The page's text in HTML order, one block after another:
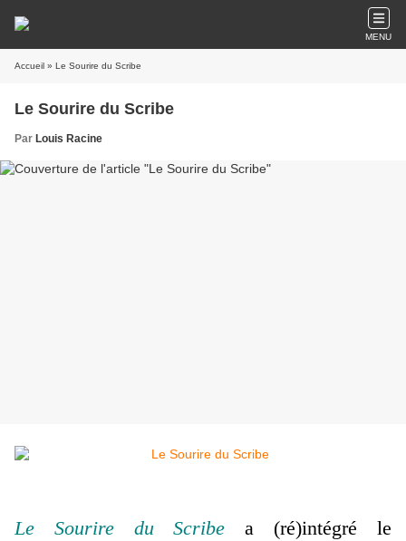
MENU
Accueil » Le Sourire du Scribe
Le Sourire du Scribe
Par Louis Racine
Le Sourire du Scribe a (ré)intégré le